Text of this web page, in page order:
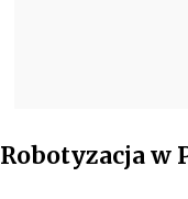
Robotyzacja w